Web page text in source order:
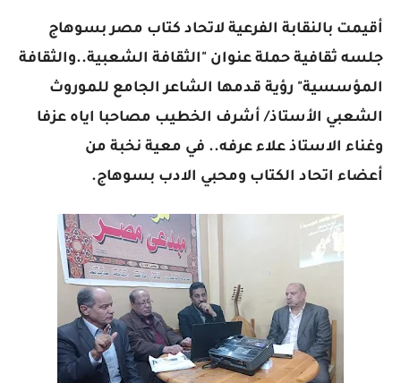
أقيمت بالنقابة الفرعية لاتحاد كتاب مصر بسوهاج
جلسه ثقافية حملة عنوان "الثقافة الشعبية..والثقافة
المؤسسية" رؤية قدمها الشاعر الجامع للموروث
الشعبي الأستاذ/ أشرف الخطيب مصاحبا اياه عزفا
وغناء الاستاذ علاء عرفه.. في معية نخبة من
أعضاء اتحاد الكتاب ومحبي الادب بسوهاج.